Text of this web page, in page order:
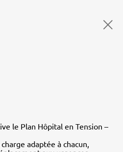
le Plan Hôpital en Tension –
adaptée à chacun,